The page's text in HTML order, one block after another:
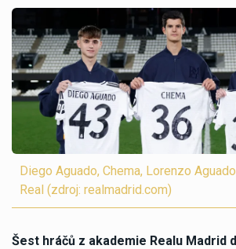
Diego Aguado, Chema, Lorenzo
Real (zdroj: realmadrid.com)
Šest hráčů z akademie Realu Madrid